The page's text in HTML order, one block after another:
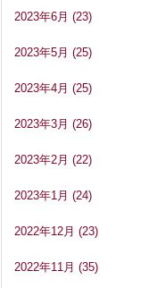
2023年6月 (23)
2023年5月 (25)
2023年4月 (25)
2023年3月 (26)
2023年2月 (22)
2023年1月 (24)
2022年12月 (23)
2022年11月 (35)